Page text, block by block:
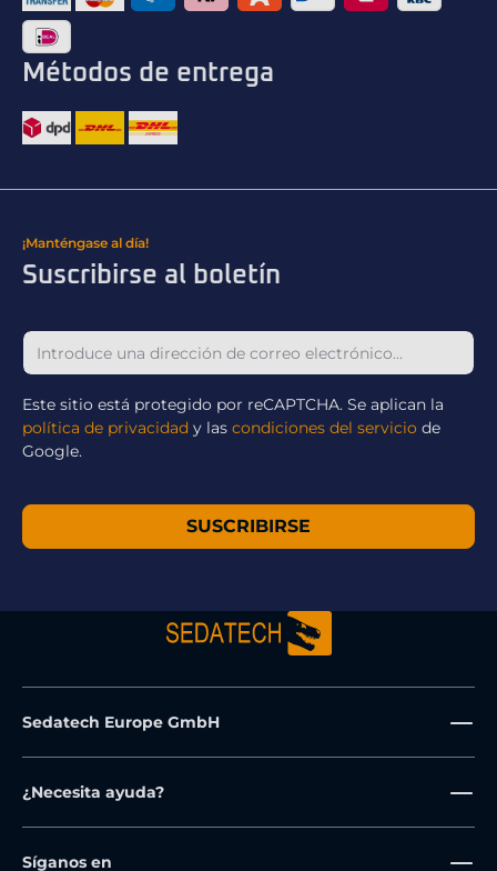
Métodos de entrega
¡Manténgase al día!
Suscribirse al boletín
SUSCRIBIRSE
Este sitio está protegido por reCAPTCHA. Se aplican la
política de privacidad y las condiciones del servicio de
Google.
Sedatech Europe GmbH
¿Necesita ayuda?
Síganos en